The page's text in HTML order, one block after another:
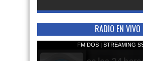
RADIO EN VIVO